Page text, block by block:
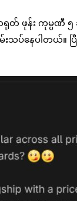
တရုတ် ဖုန်း ကုမ္
မ်းသပ်နေပါတယ်